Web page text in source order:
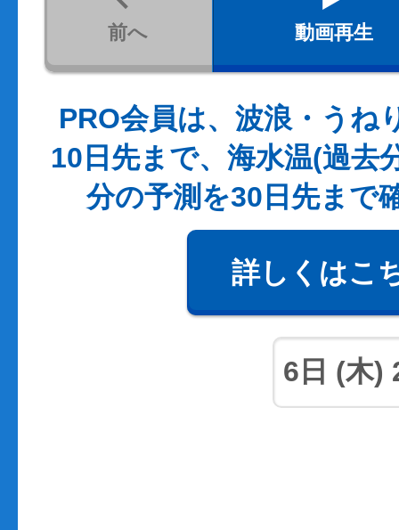
前へ 動画再生
PRO会員は、波浪・うね
10日先まで、海水温(過去
分の予測を30日先まで
詳しくはこ